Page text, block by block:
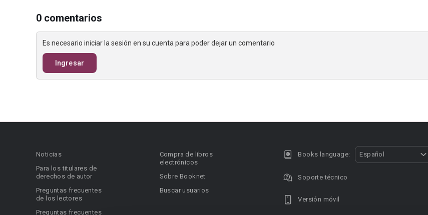
0 comentarios
Es necesario iniciar la sesión en su cuenta para poder dejar un comentario
Ingresar
Noticias
Para los titulares de
derechos de autor
Preguntas frecuentes
de los lectores
Preguntas frecuentes
Compra de libros
electrónicos
Sobre Booknet
Buscar usuarios
Books language: Español
Soporte técnico
Versión móvil